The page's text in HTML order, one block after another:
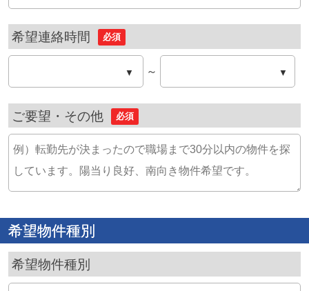
希望連絡時間 必須
▼
▼ ～
ご要望・その他 必須
希望物件種別
希望物件種別